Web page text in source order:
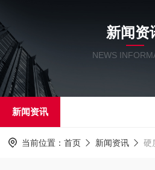
新闻资
NEWS
新闻资讯
当前位置： 首页 新闻资讯 硬